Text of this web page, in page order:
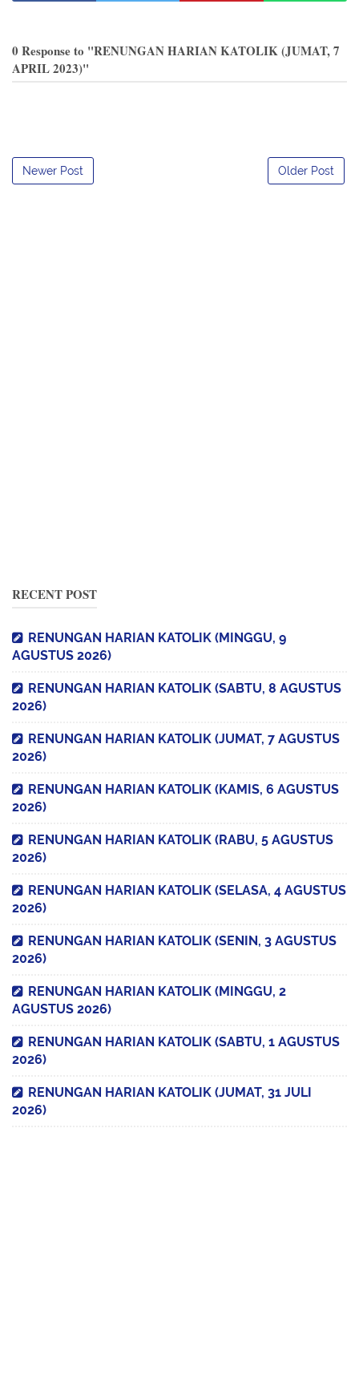
0 Response to "RENUNGAN HARIAN KATOLIK (JUMAT, 7
APRIL 2023)"
Newer Post Older Post
RECENT POST
RENUNGAN HARIAN KATOLIK (MINGGU, 9
AGUSTUS 2026)
RENUNGAN HARIAN KATOLIK (SABTU, 8 AGUSTUS
2026)
RENUNGAN HARIAN KATOLIK (JUMAT, 7 AGUSTUS
2026)
RENUNGAN HARIAN KATOLIK (KAMIS, 6 AGUSTUS
2026)
RENUNGAN HARIAN KATOLIK (RABU, 5 AGUSTUS
2026)
RENUNGAN HARIAN KATOLIK (SELASA, 4 AGUSTUS
2026)
RENUNGAN HARIAN KATOLIK (SENIN, 3 AGUSTUS
2026)
RENUNGAN HARIAN KATOLIK (MINGGU, 2
AGUSTUS 2026)
RENUNGAN HARIAN KATOLIK (SABTU, 1 AGUSTUS
2026)
RENUNGAN HARIAN KATOLIK (JUMAT, 31 JULI
2026)